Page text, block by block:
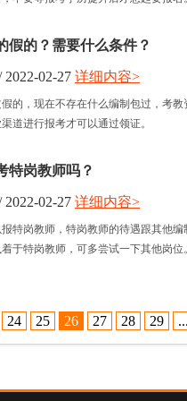
假的？需要什么条件？
02-27
的，现在不存在什么编制包过，考
道进行报考才可以通过领证。
详细内容>
特岗教师吗？
02-27
特岗教师，特岗教师的待遇跟其他
于特岗教师，可多尝试一下其他岗位。
详细内容>
24 25 26 27 28 29 ...